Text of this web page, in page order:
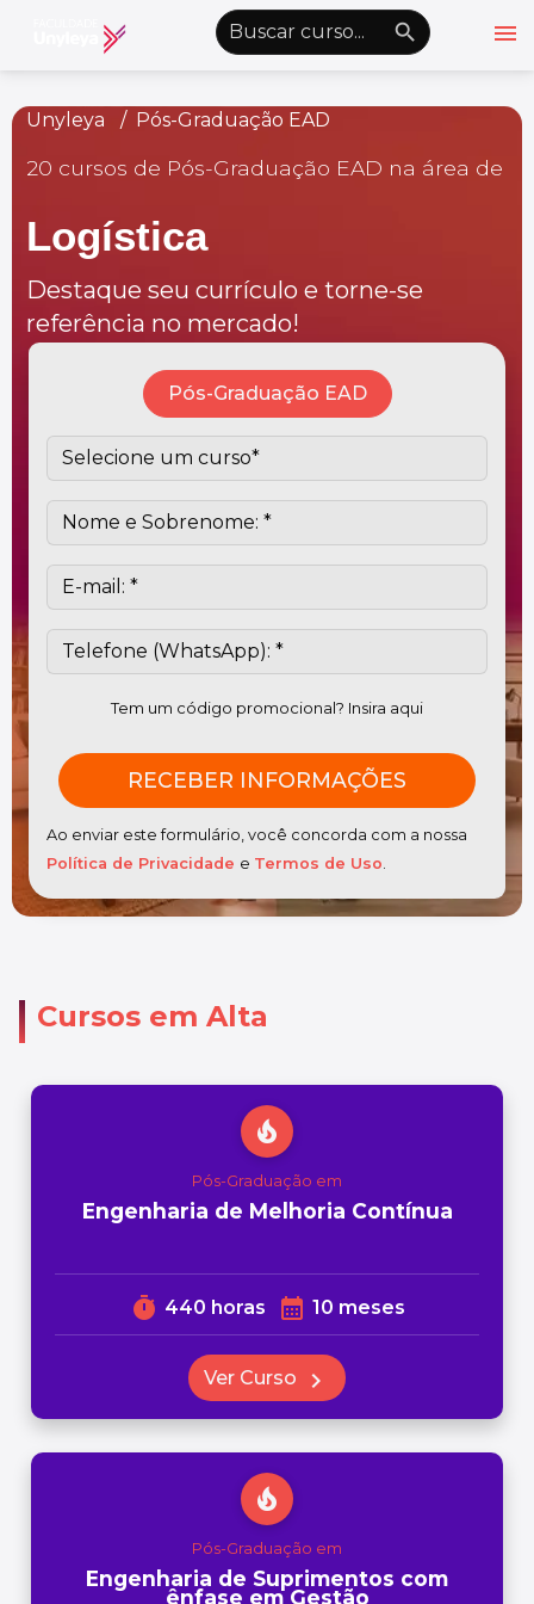
menu
Graduação EAD
Pós-Graduação EAD
Atualização Profissional
Conheça a Unyleyakeyboard_arrow_down
Alianças Acadêmicas
Convênios
keyboard_arrow_down
UnyVantagens
person Área do Aluno schoolQuero ser Aluno
Unyleya Pós-Graduação EAD
20 cursos de Pós-Graduação EAD na área de
Logística
Destaque seu currículo e torne-se
referência no mercado!
Pós-Graduação EAD
Tem um código promocional? Insira aqui
Ao enviar este formulário, você concorda com a nossa
Política de Privacidade e Termos de Uso.
Cursos em Alta
local_fire_department
Pós-Graduação em
Engenharia de Melhoria Contínua
timer 440 horas calendar_month 10 meses
Ver Curso chevron_right
local_fire_department
Pós-Graduação em
Engenharia de Suprimentos com
ênfase em Gestão